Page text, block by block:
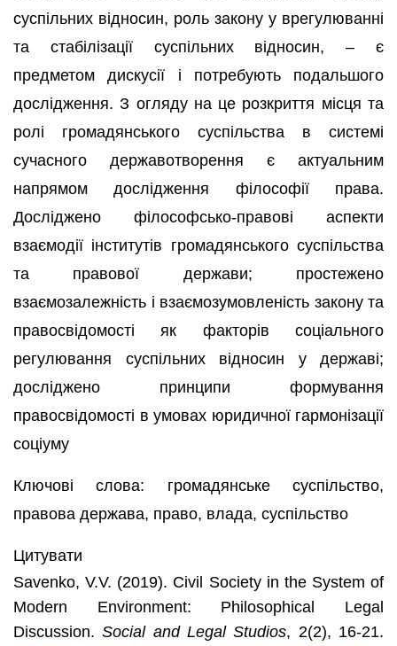
суспільних відносин, роль закону у врегулюванні
та стабілізації суспільних відносин, – є
предметом дискусії і потребують подальшого
дослідження. З огляду на це розкриття місця та
ролі громадянського суспільства в системі
сучасного державотворення є актуальним
напрямом дослідження філософії права.
Досліджено філософсько-правові аспекти
взаємодії інститутів громадянського суспільства
та правової держави; простежено
взаємозалежність і взаємозумовленість закону та
правосвідомості як факторів соціального
регулювання суспільних відносин у державі;
досліджено принципи формування
правосвідомості в умовах юридичної гармонізації
соціуму
Ключові слова: громадянське суспільство,
правова держава, право, влада, суспільство
Цитувати
Savenko, V.V. (2019). Civil Society in the System of
Modern Environment: Philosophical Legal
Discussion.Social and Legal Studios, 2(2), 16-21.